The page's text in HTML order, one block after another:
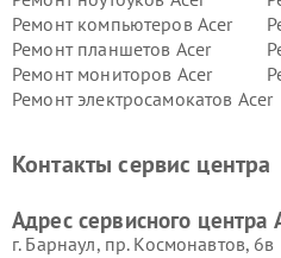
Ремонт компьютеров Acer
Ремонт планшетов Acer
Ремонт мониторов Acer
Ремонт электросамокатов Acer
Контакты сервис центра
Адрес сервисного центра
г. Барнаул, ​пр. Космонавтов, 6в